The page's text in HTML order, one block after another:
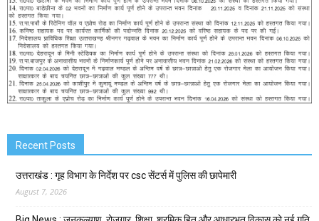
Recent Posts
उत्तराखंड : गृह विभाग के निर्देश पर csc सेंटर्स में पुलिस की छापेमारी
August 7, 2026